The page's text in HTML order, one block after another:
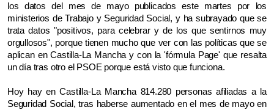
los datos del mes de mayo publicados este martes por los
ministerios de Trabajo y Seguridad Social, y ha subrayado que se
trata datos "positivos, para celebrar y de los que sentirnos muy
orgullosos", porque tienen mucho que ver con las políticas que se
aplican en Castilla-La Mancha y con la 'fórmula Page' que resalta
un día tras otro el PSOE porque está visto que funciona.
Hoy hay en Castilla-La Mancha 814.280 personas afiliadas a la
Seguridad Social, tras haberse aumentado en el mes de mayo en